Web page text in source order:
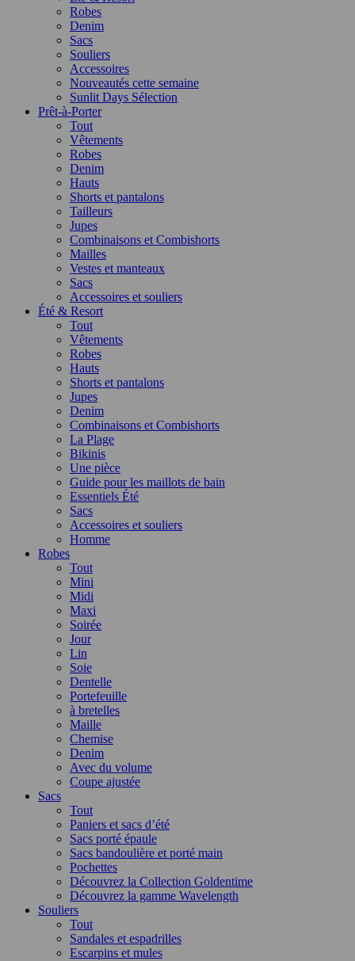
Robes
Denim
Sacs
Souliers
Accessoires
Nouveautés cette semaine
Sunlit Days Sélection
Prêt-à-Porter
Tout
Vêtements
Robes
Denim
Hauts
Shorts et pantalons
Tailleurs
Jupes
Combinaisons et Combishorts
Mailles
Vestes et manteaux
Sacs
Accessoires et souliers
Été & Resort
Tout
Vêtements
Robes
Hauts
Shorts et pantalons
Jupes
Denim
Combinaisons et Combishorts
La Plage
Bikinis
Une pièce
Guide pour les maillots de bain
Essentiels Été
Sacs
Accessoires et souliers
Homme
Robes
Tout
Mini
Midi
Maxi
Soirée
Jour
Lin
Soie
Dentelle
Portefeuille
à bretelles
Maille
Chemise
Denim
Avec du volume
Coupe ajustée
Sacs
Tout
Paniers et sacs d’été
Sacs porté épaule
Sacs bandoulière et porté main
Pochettes
Découvrez la Collection Goldentime
Découvrez la gamme Wavelength
Souliers
Tout
Sandales et espadrilles
Escarpins et mules